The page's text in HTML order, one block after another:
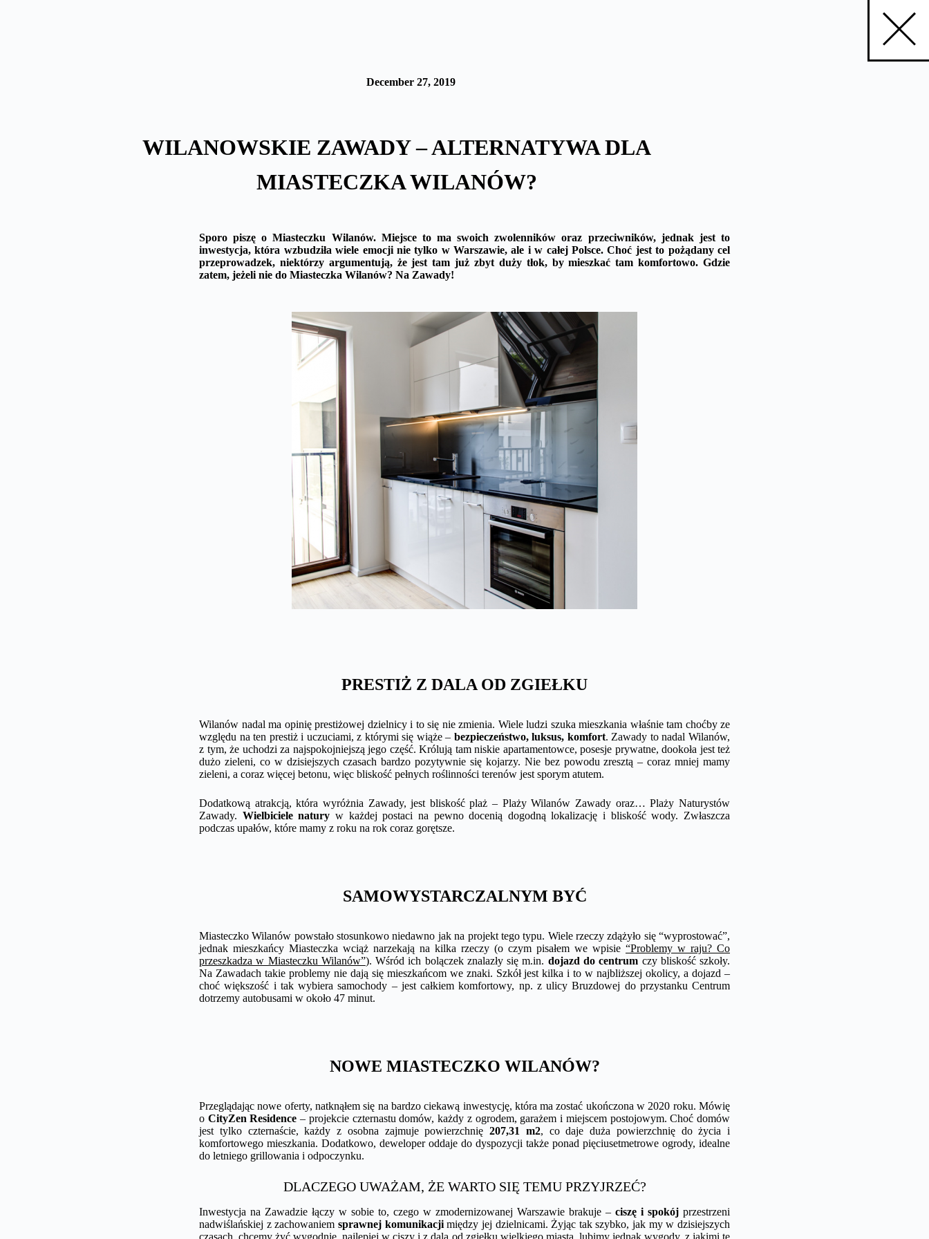
December 27, 2019
WILANOWSKIE ZAWADY – ALTERNATYWA DLA
MIASTECZKA WILANÓW?
Sporo piszę o Miasteczku Wilanów. Miejsce to ma swoich zwolenników oraz przeciwników, jednak jest to
inwestycja, która wzbudziła wiele emocji nie tylko w Warszawie, ale i w całej Polsce. Choć jest to pożądany cel
przeprowadzek, niektórzy argumentują, że jest tam już zbyt duży tłok, by mieszkać tam komfortowo. Gdzie
zatem, jeżeli nie do Miasteczka Wilanów? Na Zawady!
PRESTIŻ Z DALA OD ZGIEŁKU
Wilanów nadal ma opinię prestiżowej dzielnicy i to się nie zmienia. Wiele ludzi szuka mieszkania właśnie tam choćby ze
względu na ten prestiż i uczuciami, z którymi się wiąże – bezpieczeństwo, luksus, komfort. Zawady to nadal Wilanów,
z tym, że uchodzi za najspokojniejszą jego część. Królują tam niskie apartamentowce, posesje prywatne, dookoła jest też
dużo zieleni, co w dzisiejszych czasach bardzo pozytywnie się kojarzy. Nie bez powodu zresztą – coraz mniej mamy
zieleni, a coraz więcej betonu, więc bliskość pełnych roślinności terenów jest sporym atutem.
Dodatkową atrakcją, która wyróżnia Zawady, jest bliskość plaż – Plaży Wilanów Zawady oraz… Plaży Naturystów
Zawady. Wielbiciele natury w każdej postaci na pewno docenią dogodną lokalizację i bliskość wody. Zwłaszcza
podczas upałów, które mamy z roku na rok coraz gorętsze.
SAMOWYSTARCZALNYM BYĆ
Miasteczko Wilanów powstało stosunkowo niedawno jak na projekt tego typu. Wiele rzeczy zdążyło się “wyprostować”,
jednak mieszkańcy Miasteczka wciąż narzekają na kilka rzeczy (o czym pisałem we wpisie “Problemy w raju? Co
przeszkadza w Miasteczku Wilanów”). Wśród ich bolączek znalazły się m.in. dojazd do centrum czy bliskość szkoły.
Na Zawadach takie problemy nie dają się mieszkańcom we znaki. Szkół jest kilka i to w najbliższej okolicy, a dojazd –
choć większość i tak wybiera samochody – jest całkiem komfortowy, np. z ulicy Bruzdowej do przystanku Centrum
dotrzemy autobusami w około 47 minut.
NOWE MIASTECZKO WILANÓW?
Przeglądając nowe oferty, natknąłem się na bardzo ciekawą inwestycję, która ma zostać ukończona w 2020 roku. Mówię
o CityZen Residence – projekcie czternastu domów, każdy z ogrodem, garażem i miejscem postojowym. Choć domów
jest tylko czternaście, każdy z osobna zajmuje powierzchnię 207,31 m2, co daje duża powierzchnię do życia i
komfortowego mieszkania. Dodatkowo, deweloper oddaje do dyspozycji także ponad pięciusetmetrowe ogrody, idealne
do letniego grillowania i odpoczynku.
DLACZEGO UWAŻAM, ŻE WARTO SIĘ TEMU PRZYJRZEĆ?
Inwestycja na Zawadzie łączy w sobie to, czego w zmodernizowanej Warszawie brakuje – ciszę i spokój przestrzeni
nadwiślańskiej z zachowaniem sprawnej komunikacjimiędzy jej dzielnicami. Żyjąc tak szybko, jak my w dzisiejszych
czasach, chcemy żyć wygodnie, najlepiej w ciszy i z dala od zgiełku wielkiego miasta, lubimy jednak wygody, z jakimi te